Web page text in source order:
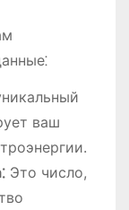
ваш
Это число,